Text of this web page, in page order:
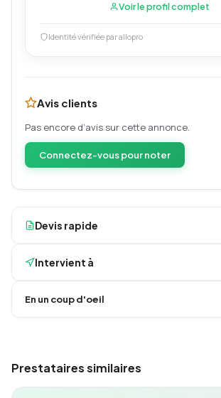
Voir le profil complet
Identité vérifiée par allopro
Avis clients
Pas encore d’avis sur cette annonce.
Connectez-vous pour noter
Devis rapide
Intervient à
En un coup d'oeil
Prestataires similaires